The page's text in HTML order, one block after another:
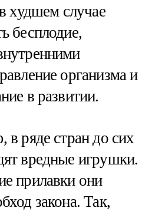
худшем случае
бесплодие,
организма и
в развитии.
в ряде стран до сих
вредные игрушки.
прилавки они
закона. Так,